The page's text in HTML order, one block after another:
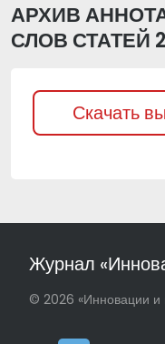
АРХИВ
СЛОВ СТАТЕЙ
Скачать
Журнал
© 2026 «Инновации и